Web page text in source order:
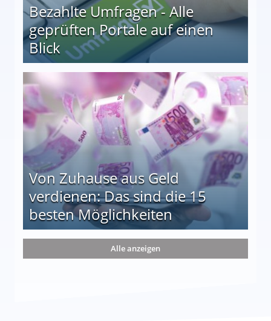
Bezahlte Umfragen - Alle
geprüften Portale auf einen
Blick
auf einen Blick
Von Zuhause aus Geld
verdienen: Das sind die 15
besten Möglichkeiten
die 15 besten Möglichkeiten
Alle anzeigen